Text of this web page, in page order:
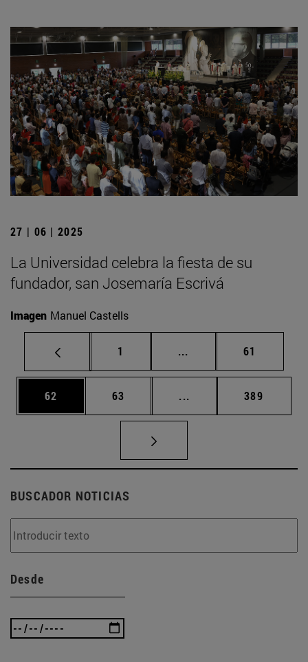
27 | 06 | 2025
La Universidad celebra la fiesta de su
fundador, san Josemaría Escrivá
Imagen Manuel Castells
Página
1 ... Páginas intermedias
Página
61
Página
62 Página
63 ... Páginas intermedias
Página
389
BUSCADOR NOTICIAS
Desde